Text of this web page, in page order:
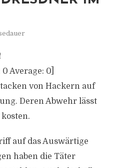
0 Average: 0]
von Hackern auf
Deren Abwehr lässt
auf das Auswärtige
haben die Täter